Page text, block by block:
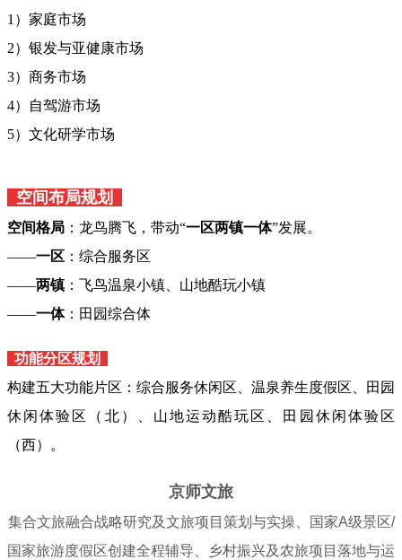
1）家庭市场
2）银发与亚健康市场
3）商务市场
4）自驾游市场
5）文化研学市场
空间布局规划
空间格局 ：龙鸟腾飞，带动“一区两镇一体”发展。
——一区 ：综合服务区
——两镇 ：飞鸟温泉小镇、山地酷玩小镇
——一体：田园综合体
功能分区规划
构建五大功能片区：综合服务休闲区、温泉养生度假区、田园
休闲体验区（北）、山地运动酷玩区、田园休闲体验区
（西）。
京师文旅
集合文旅融合战略研究及文旅项目策划与实操、国家A级景区/
国家旅游度假区创建全程辅导、乡村振兴及农旅项目落地与运